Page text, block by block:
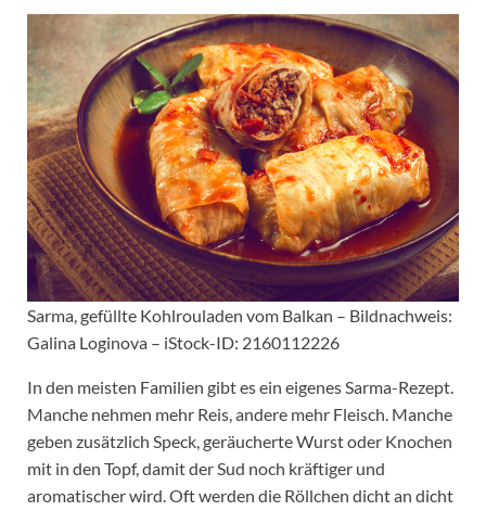
Sarma, gefüllte Kohlrouladen vom Balkan – Bildnachweis:
Galina Loginova – iStock-ID: 2160112226
In den meisten Familien gibt es ein eigenes Sarma-Rezept.
Manche nehmen mehr Reis, andere mehr Fleisch. Manche
geben zusätzlich Speck, geräucherte Wurst oder Knochen
mit in den Topf, damit der Sud noch kräftiger und
aromatischer wird. Oft werden die Röllchen dicht an dicht